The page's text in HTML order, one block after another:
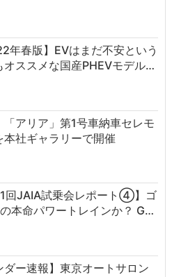
年春版】EVはまだ不安という
オススメな国産PHEVモデル…
「アリア」第1号車納車セレモ
本社ギャラリーで開催
回JAIA試乗会レポート④】ゴ
本命パワートレインか？ G…
ダー速報】東京オートサロン